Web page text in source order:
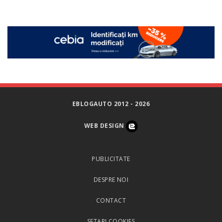
EBLOGAUTO 2012 - 2026
WEB DESIGN
PUBLICITATE
DESPRE NOI
CONTACT